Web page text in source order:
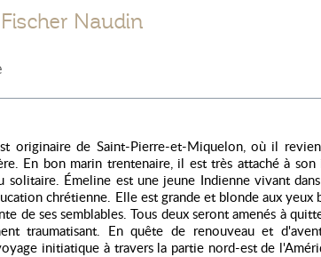
Naudin
originaire de Saint-Pierre-et-Miquelon, où il
En bon marin trentenaire, il est très attaché à son
solitaire. Émeline est une jeune Indienne vivant
chrétienne. Elle est grande et blonde aux yeux
de ses semblables. Tous deux seront amenés à
traumatisant. En quête de renouveau et
initiatique à travers la partie nord-est de